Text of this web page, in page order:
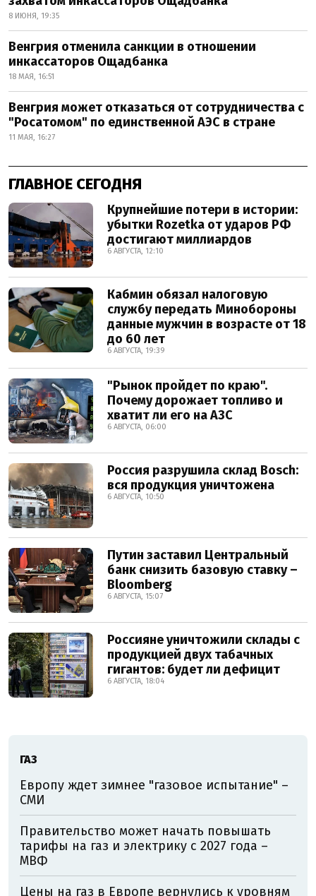
8 ИЮНЯ, 19:35
Венгрия отменила санкции в отношении
инкассаторов Ощадбанка
18 МАЯ, 16:51
Венгрия может отказаться от сотрудничества с
"Росатомом" по единственной АЭС в стране
11 МАЯ, 16:27
ГЛАВНОЕ СЕГОДНЯ
Крупнейшие потери в истории:
убытки Rozetka от ударов РФ
достигают миллиардов
6 АВГУСТА, 12:10
Кабмин обязал налоговую
службу передать Минобороны
данные мужчин в возрасте от 18
до 60 лет
6 АВГУСТА, 19:39
"Рынок пройдет по краю".
Почему дорожает топливо и
хватит ли его на АЗС
6 АВГУСТА, 06:00
Россия разрушила склад Bosch:
вся продукция уничтожена
6 АВГУСТА, 10:50
Путин заставил Центральный
банк снизить базовую ставку –
Bloomberg
6 АВГУСТА, 15:07
Россияне уничтожили склады с
продукцией двух табачных
гигантов: будет ли дефицит
6 АВГУСТА, 18:04
ГАЗ
Европу ждет зимнее "газовое испытание" –
СМИ
Правительство может начать повышать
тарифы на газ и электрику с 2027 года –
МВФ
Цены на газ в Европе вернулись к уровням